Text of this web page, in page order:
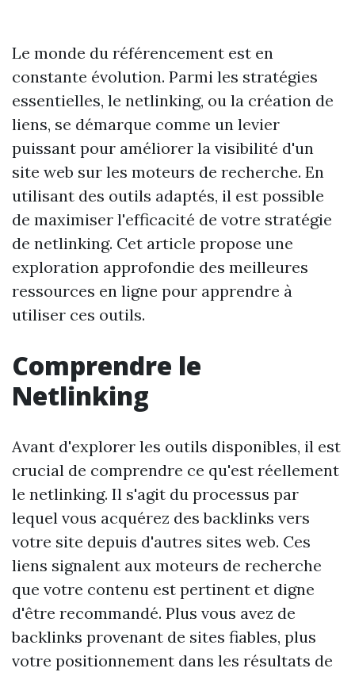
Le monde du référencement est en
constante évolution. Parmi les stratégies
essentielles, le netlinking, ou la création de
liens, se démarque comme un levier
puissant pour améliorer la visibilité d'un
site web sur les moteurs de recherche. En
utilisant des outils adaptés, il est possible
de maximiser l'efficacité de votre stratégie
de netlinking. Cet article propose une
exploration approfondie des meilleures
ressources en ligne pour apprendre à
utiliser ces outils.
Comprendre le
Netlinking
Avant d'explorer les outils disponibles, il est
crucial de comprendre ce qu'est réellement
le netlinking. Il s'agit du processus par
lequel vous acquérez des backlinks vers
votre site depuis d'autres sites web. Ces
liens signalent aux moteurs de recherche
que votre contenu est pertinent et digne
d'être recommandé. Plus vous avez de
backlinks provenant de sites fiables, plus
votre positionnement dans les résultats de